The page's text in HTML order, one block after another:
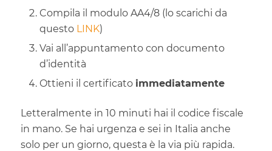
Compila il modulo AA4/8 (lo scarichi da
questo LINK)
Vai all’appuntamento con documento
d’identità
Ottieni il certificato immediatamente
Letteralmente in 10 minuti hai il codice fiscale
in mano. Se hai urgenza e sei in Italia anche
solo per un giorno, questa è la via più rapida.